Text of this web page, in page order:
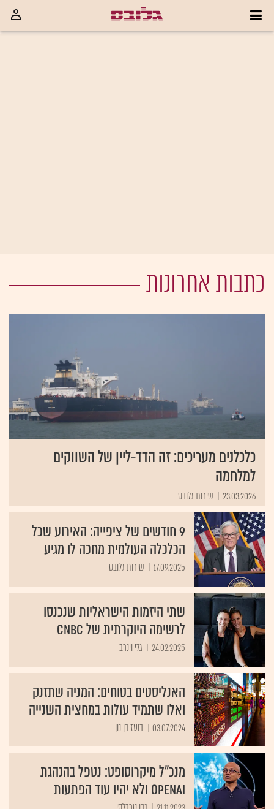
כתבות אחרונות
כלכלנים מעריכים: זה הדד-ליין של השווקים
למלחמה
23.03.2026 שירות גלובס
9 חודשים של ציפייה: האירוע שכל
הכלכלה העולמית מחכה לו מגיע
17.09.2025 שירות גלובס
שתי היזמות הישראליות שנכנסו
לרשימה היוקרתית של CNBC
24.02.2025 גלי וינרב
האנליסטים בטוחים: המניה שתזנק
ואלו שתמיד עולות במחצית השנייה
03.07.2024 בועז בן נון
מנכ"ל מיקרוסופט: נטפל בהנהגת
OpenAI ולא יהיו עוד הפתעות